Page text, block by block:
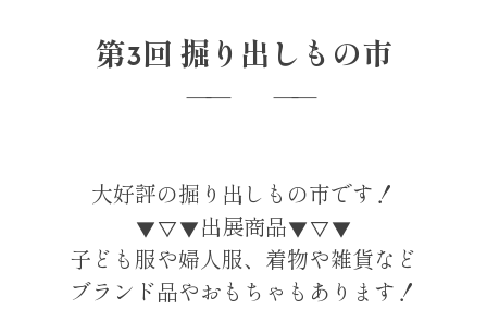
第3回 掘り出しもの市
大好評の掘り出しもの市です！
▼▽▼出展商品▼▽▼
子ども服や婦人服、着物や雑貨など
ブランド品やおもちゃもあります！